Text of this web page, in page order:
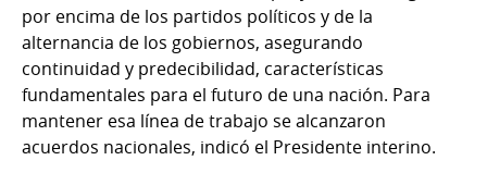
por encima de los partidos políticos y de la
alternancia de los gobiernos, asegurando
continuidad y predecibilidad, características
fundamentales para el futuro de una nación. Para
mantener esa línea de trabajo se alcanzaron
acuerdos nacionales, indicó el Presidente interino.